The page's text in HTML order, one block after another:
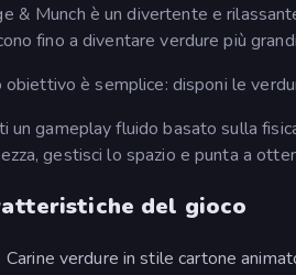
& Munch è un divertente e
fino a diventare verdure più
obiettivo è semplice: disponi le
un gameplay fluido basato sulla
gestisci lo spazio e punta a
del gioco
Carine verdure in stile cartone